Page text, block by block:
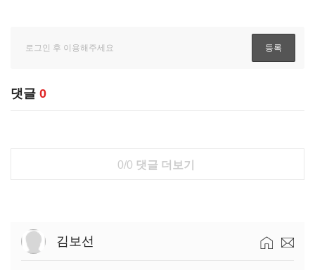
댓글 0
0/0 댓글 더보기
김보선